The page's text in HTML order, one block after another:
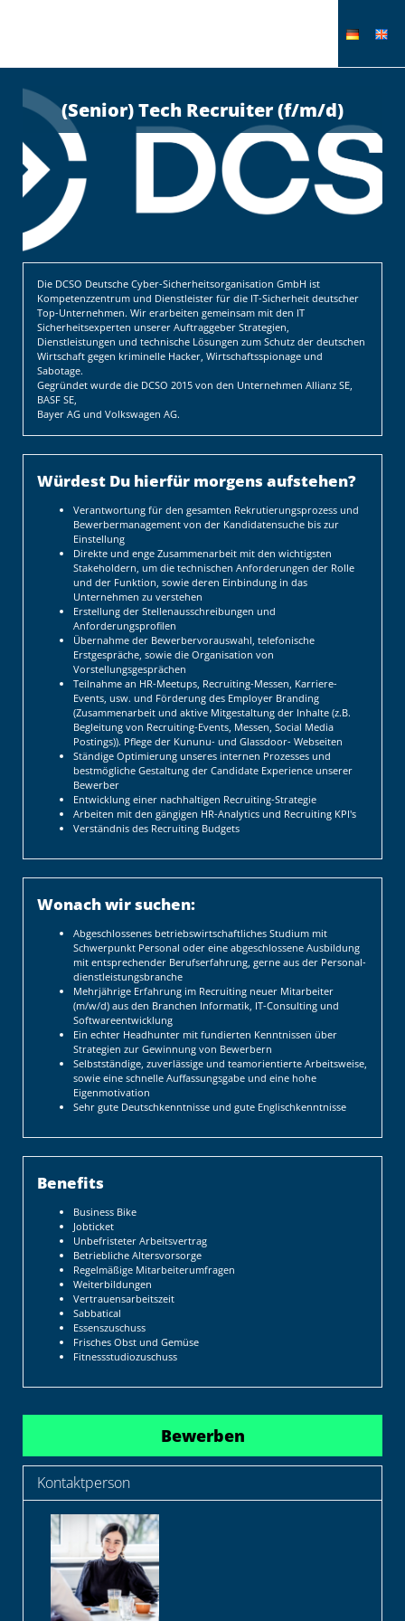
(Senior) Tech Recruiter (f/m/d)
Die DCSO Deutsche Cyber-Sicherheitsorganisation GmbH ist
Kompetenzzentrum und Dienstleister für die IT-Sicherheit deutscher
Top-Unternehmen. Wir erarbeiten gemeinsam mit den IT
Sicherheitsexperten unserer Auftraggeber Strategien,
Dienstleistungen und technische Lösungen zum Schutz der deutschen
Wirtschaft gegen kriminelle Hacker, Wirtschaftsspionage und
Sabotage.
Gegründet wurde die DCSO 2015 von den Unternehmen Allianz SE,
BASF SE,
Bayer AG und Volkswagen AG.
Würdest Du hierfür morgens aufstehen?
Verantwortung für den gesamten Rekrutierungsprozess und
Bewerbermanagement von der Kandidatensuche bis zur
Einstellung
Direkte und enge Zusammenarbeit mit den wichtigsten
Stakeholdern, um die technischen Anforderungen der Rolle
und der Funktion, sowie deren Einbindung in das
Unternehmen zu verstehen
Erstellung der Stellenausschreibungen und
Anforderungsprofilen
Übernahme der Bewerbervorauswahl, telefonische
Erstgespräche, sowie die Organisation von
Vorstellungsgesprächen
Teilnahme an HR-Meetups, Recruiting-Messen, Karriere-
Events, usw. und Förderung des Employer Branding
(Zusammenarbeit und aktive Mitgestaltung der Inhalte (z.B.
Begleitung von Recruiting-Events, Messen, Social Media
Postings)). Pflege der Kununu- und Glassdoor- Webseiten
Ständige Optimierung unseres internen Prozesses und
bestmögliche Gestaltung der Candidate Experience unserer
Bewerber
Entwicklung einer nachhaltigen Recruiting-Strategie
Arbeiten mit den gängigen HR-Analytics und Recruiting KPI's
Verständnis des Recruiting Budgets
Wonach wir suchen:
Abgeschlossenes betriebs­wirt­schaft­liches Studium mit
Schwerpunkt Personal oder eine abgeschlossene Ausbildung
mit entsprechender Berufserfahrung, gerne aus der Personal­
dienstleistungsbranche
Mehrjährige Erfahrung im Recruiting neuer Mitarbeiter
(m/w/d) aus den Branchen Informatik, IT-Consulting und
Softwareentwicklung
Ein echter Headhunter mit fundierten Kenntnissen über
Strategien zur Gewinnung von Bewerbern
Selbstständige, zuverlässige und teamorientierte Arbeitsweise,
sowie eine schnelle Auffassungs­gabe und eine hohe
Eigenmotivation
Sehr gute Deutschkenntnisse und gute Englischkenntnisse
Benefits
Business Bike
Jobticket
Unbefristeter Arbeitsvertrag
Betriebliche Altersvorsorge
Regelmäßige Mitarbeiterumfragen
Weiterbildungen
Vertrauensarbeitszeit
Sabbatical
Essenszuschuss
Frisches Obst und Gemüse
Fitnessstudiozuschuss
Bewerben
Kontaktperson